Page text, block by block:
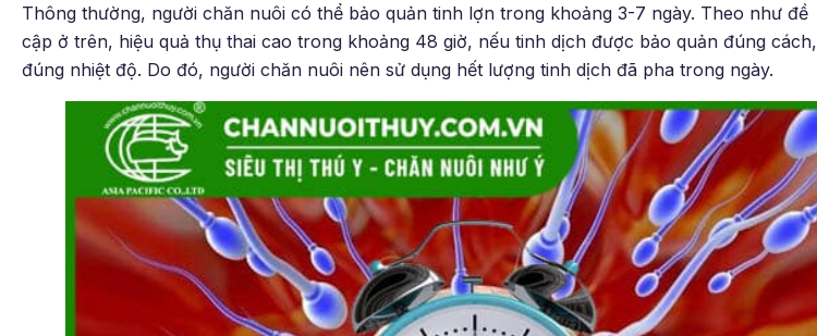
Thông thường, người chăn nuôi có thể bảo quản tinh lợn trong khoảng 3-7 ngày. Theo như đề
cập ở trên, hiệu quả thụ thai cao trong khoảng 48 giờ, nếu tinh dịch được bảo quản đúng cách,
đúng nhiệt độ. Do đó, người chăn nuôi nên sử dụng hết lượng tinh dịch đã pha trong ngày.